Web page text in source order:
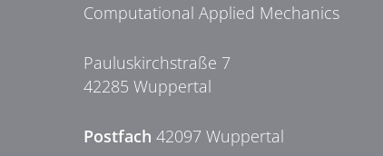
Computational Applied Mechanics
Pauluskirchstraße 7
42285 Wuppertal
Postfach 42097 Wuppertal